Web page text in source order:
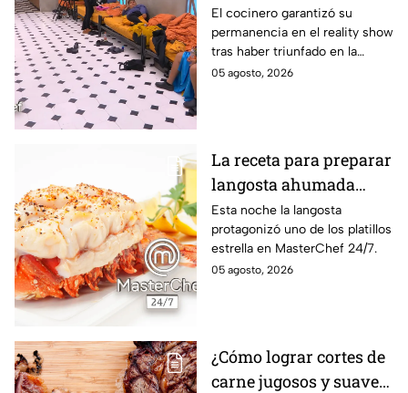
que subió a Daniela al
balcón de MasterChef
24/7
El cocinero garantizó su
permanencia en el reality show
tras haber triunfado en la
pasada batalla por equipos
05 agosto, 2026
La receta para preparar
langosta ahumada
como en MasterChef
24/7
Esta noche la langosta
protagonizó uno de los platillos
estrella en MasterChef 24/7.
05 agosto, 2026
¿Cómo lograr cortes de
carne jugosos y suaves